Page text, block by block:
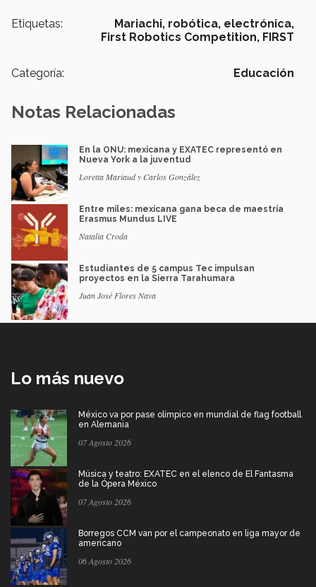
Etiquetas: Mariachi, robótica, electrónica,
First Robotics Competition, FIRST
Categoría: Educación
Notas Relacionadas
En la ONU: mexicana y EXATEC representó en
Nueva York a la juventud
Loretta Mariaud y Carlos González
Entre miles: mexicana gana beca de maestría
Erasmus Mundus LIVE
Natalia Croda
Estudiantes de 5 campus Tec impulsan
proyectos en la Sierra Tarahumara
Juan José Flores Nava
Lo más nuevo
México va por pase olímpico en mundial de flag football
en Alemania
07 Agosto 2026
Música y teatro: EXATEC en el elenco de El Fantasma
de la Ópera México
07 Agosto 2026
Borregos CCM van por el campeonato en liga mayor de
americano
06 Agosto 2026